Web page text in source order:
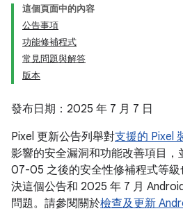
這個頁面中的內容
公告事項
功能修補程式
常見問題與解答
版本
發布日期：2025 年 7 月 7 日
Pixel 更新公告列舉對支援的 Pixel
影響的安全漏洞和功能改善項目
07-05 之後的安全性修補程式等
決這個公告和 2025 年 7 月
問題。請參閱關於檢查及更新